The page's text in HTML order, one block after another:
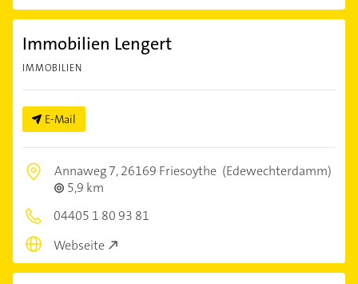
Immobilien Lengert
IMMOBILIEN
E-Mail
Annaweg 7,26169 Friesoythe (Edewechterdamm)
5,9 km
04405 1 80 93 81
Webseite